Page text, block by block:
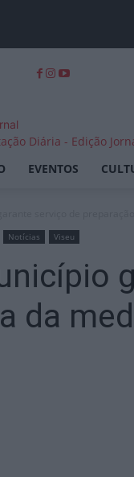
EVENTOS
Notícias Viseu
da